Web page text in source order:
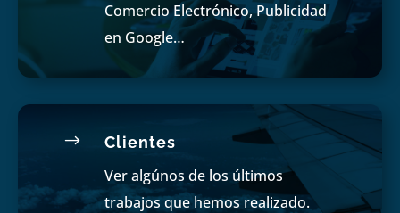
Comercio Electrónico, Publicidad
en Google…
$ Clientes
Ver algúnos de los últimos
trabajos que hemos realizado.